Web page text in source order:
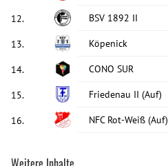
12. BSV 1892 II
13. Köpenick
14. CONO SUR
15. Friedenau II (Auf)
16. NFC Rot-Weiß (Auf)